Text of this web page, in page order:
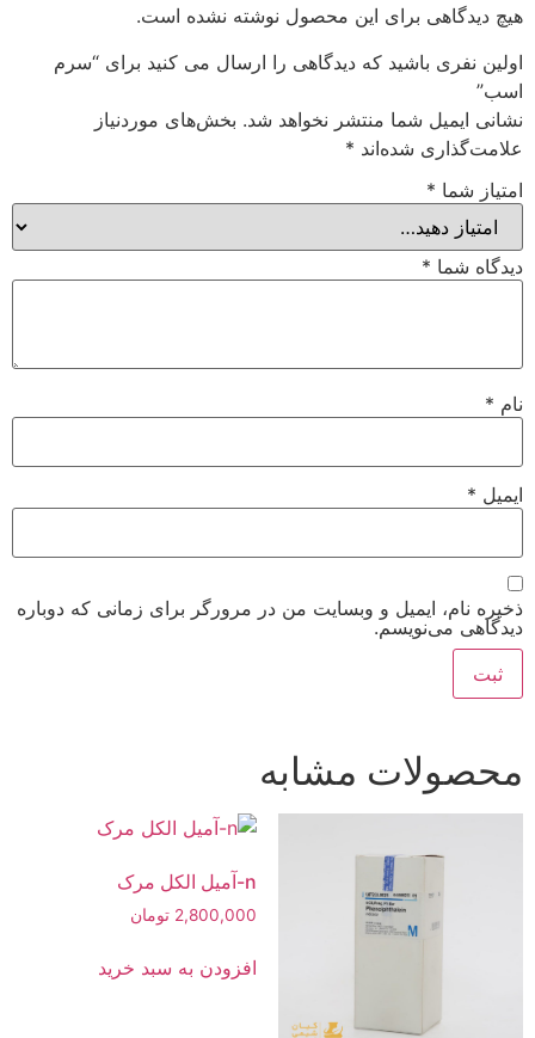
هیچ دیدگاهی برای این محصول نوشته نشده است.
اولین نفری باشید که دیدگاهی را ارسال می کنید برای “سرم
اسب”
نشانی ایمیل شما منتشر نخواهد شد. بخش‌های موردنیاز
علامت‌گذاری شده‌اند *
امتیاز شما *
دیدگاه شما *
نام *
ایمیل *
ذخیره نام، ایمیل و وبسایت من در مرورگر برای زمانی که دوباره
دیدگاهی می‌نویسم.
محصولات مشابه
n-آمیل الکل مرک
2,800,000 تومان
افزودن به سبد خرید